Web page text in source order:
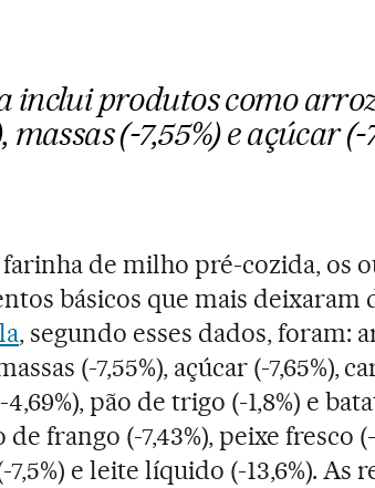
inclui produtos como
massas (-7,55%) e açúcar (-
de milho pré-cozida, os
básicos que mais deixaram
, segundo esses dados, foram:
(-7,55%), açúcar (-7,65%),
pão de trigo (-1,8%) e
frango (-7,43%), peixe fresco
e leite líquido (-13,6%). As